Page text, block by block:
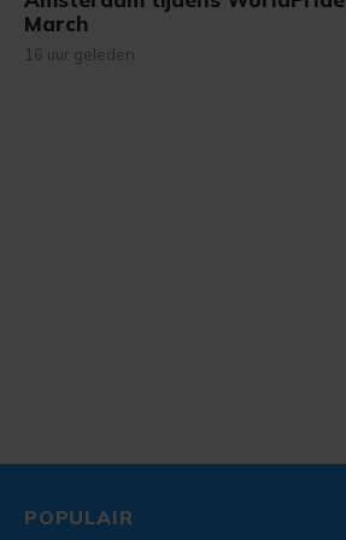
March
16 uur geleden
POPULAIR